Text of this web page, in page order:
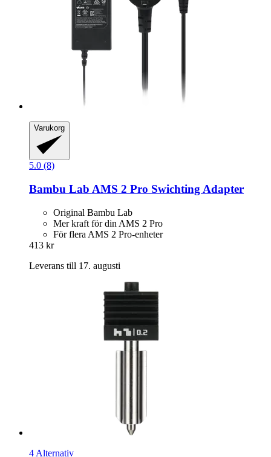
Varukorg
5.0 (8)
Bambu Lab AMS 2 Pro Swichting Adapter
Original Bambu Lab
Mer kraft för din AMS 2 Pro
För flera AMS 2 Pro-enheter
413 kr
Leverans till 17. augusti
4 Alternativ